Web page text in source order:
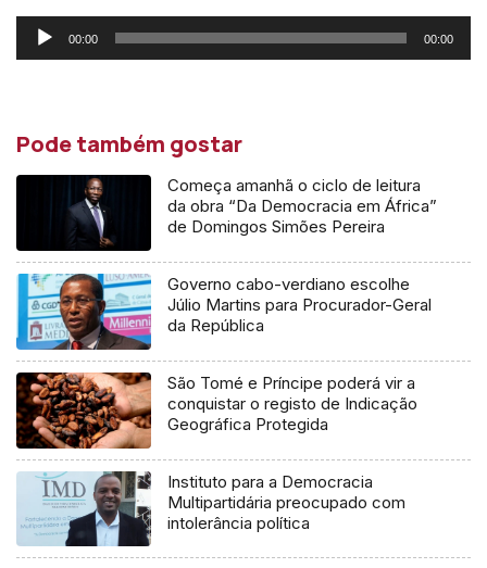
Reprodutor
de
00:00 00:00
Pode também gostar
Começa amanhã o ciclo de leitura
da obra “Da Democracia em África”
de Domingos Simões Pereira
Governo cabo-verdiano escolhe
Júlio Martins para Procurador-Geral
da República
São Tomé e Príncipe poderá vir a
conquistar o registo de Indicação
Geográfica Protegida
Instituto para a Democracia
Multipartidária preocupado com
intolerância política